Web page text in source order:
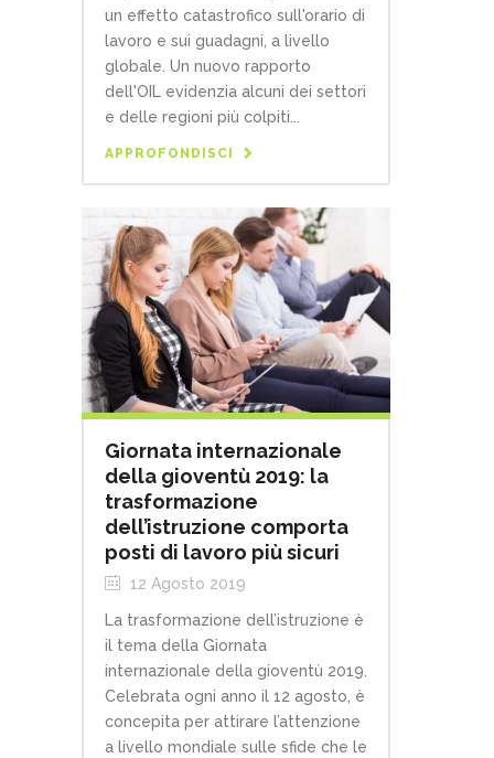
un effetto catastrofico sull'orario di
lavoro e sui guadagni, a livello
globale. Un nuovo rapporto
dell'OIL evidenzia alcuni dei settori
e delle regioni più colpiti...
APPROFONDISCI
Giornata internazionale
della gioventù 2019: la
trasformazione
dell’istruzione comporta
posti di lavoro più sicuri
12 Agosto 2019
La trasformazione dell’istruzione è
il tema della Giornata
internazionale della gioventù 2019.
Celebrata ogni anno il 12 agosto, è
concepita per attirare l’attenzione
a livello mondiale sulle sfide che le